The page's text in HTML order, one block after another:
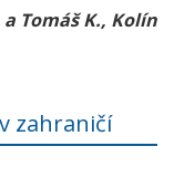
Tomáš K., Kolín
zahraničí